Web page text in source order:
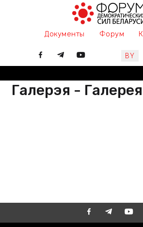
Документы Форум
BY
Галерэя -